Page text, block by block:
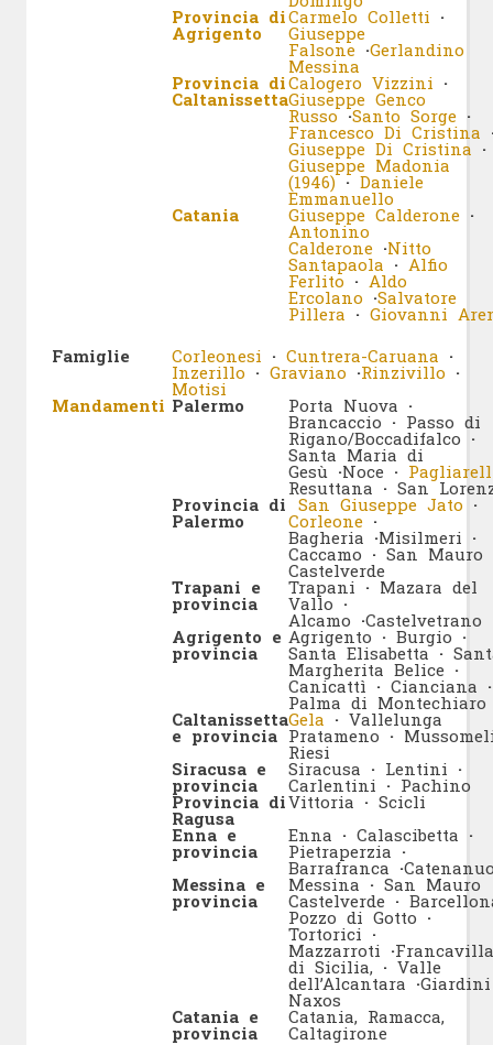
Provincia di
Agrigento
Carmelo Colletti ·
Giuseppe
Falsone·Gerlandino
Messina
Provincia di
Caltanissetta
Calogero Vizzini ·
Giuseppe Genco
Russo·Santo Sorge·
Francesco Di Cristina
Giuseppe Di Cristina ·
Giuseppe Madonia
(1946)· Daniele
Emmanuello
Catania Giuseppe Calderone·
Antonino
Calderone·Nitto
Santapaola · Alfio
Ferlito · Aldo
Ercolano ·Salvatore
Pillera · Giovanni
Famiglie
Corleonesi · Cuntrera-Caruana ·
Inzerillo · Graviano ·Rinzivillo ·
Motisi
Mandamenti Palermo Porta Nuova ·
Brancaccio ·Passo di
Rigano/Boccadifalco ·
Santa Maria di
Gesù ·Noce ·
Resuttana ·San
Provincia di
Palermo
San Giuseppe Jato ·
Corleone·
Bagheria ·Misilmeri ·
Caccamo ·San Mauro
Castelverde
Trapani e
provincia
Trapani ·Mazara del
Vallo ·
Alcamo ·Castelvetrano
Agrigento e
provincia
Agrigento ·Burgio ·
Santa Elisabetta·
Margherita Belice ·
Canicattì ·Cianciana ·
Palma di Montechiaro
Caltanissetta
e provincia
Gela ·Vallelunga
Pratameno ·
Riesi
Siracusa e
provincia
Siracusa ·Lentini ·
Carlentini ·Pachino
Provincia di
Ragusa
Vittoria ·Scicli
Enna e
provincia
Enna ·Calascibetta ·
Pietraperzia ·
Barrafranca ·
Messina e
provincia
Messina ·San Mauro
Castelverde ·
Pozzo di Gotto ·
Tortorici ·
Mazzarroti ·Francavilla
di Sicilia,·Valle
dell’Alcantara ·Giardini
Naxos
Catania e
provincia
Catania, Ramacca,
Caltagirone